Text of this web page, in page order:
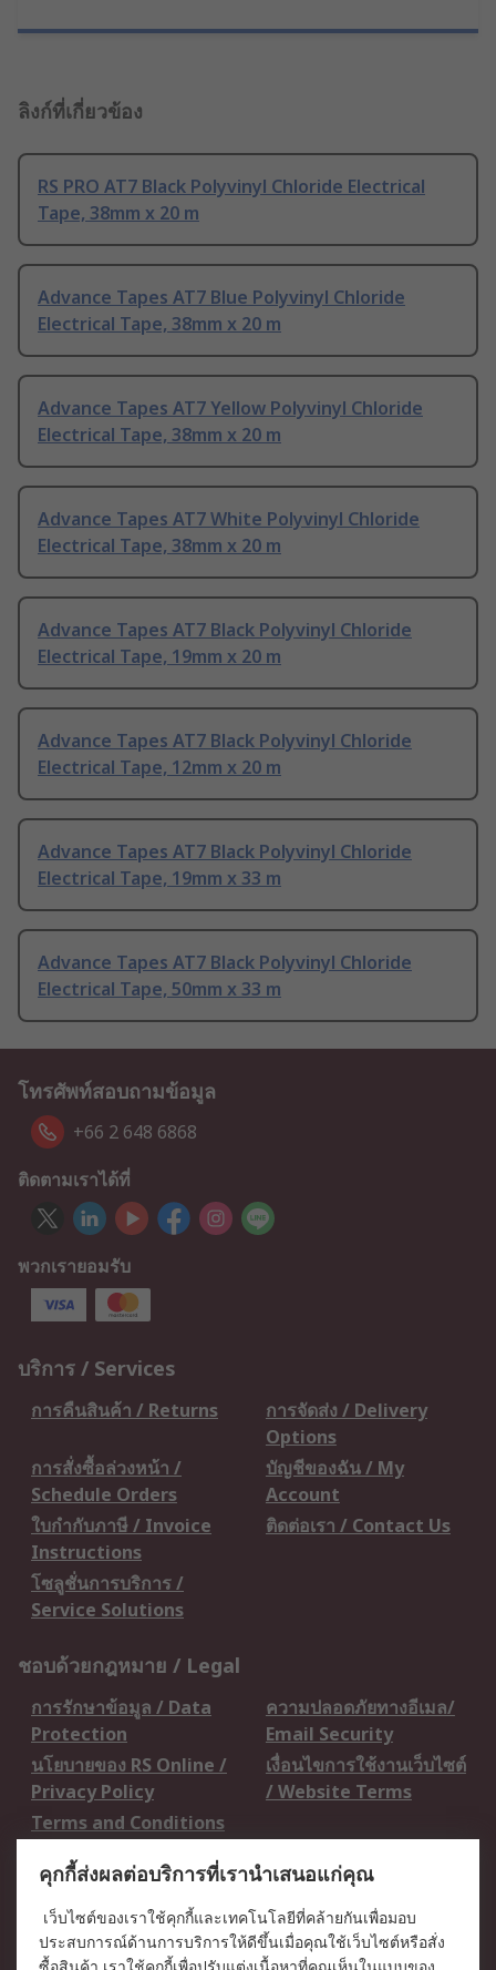
ลิงก์ที่เกี่ยวข้อง
RS PRO AT7 Black Polyvinyl Chloride Electrical
Tape, 38mm x 20 m
Advance Tapes AT7 Blue Polyvinyl Chloride
Electrical Tape, 38mm x 20 m
Advance Tapes AT7 Yellow Polyvinyl Chloride
Electrical Tape, 38mm x 20 m
Advance Tapes AT7 White Polyvinyl Chloride
Electrical Tape, 38mm x 20 m
Advance Tapes AT7 Black Polyvinyl Chloride
Electrical Tape, 19mm x 20 m
Advance Tapes AT7 Black Polyvinyl Chloride
Electrical Tape, 12mm x 20 m
Advance Tapes AT7 Black Polyvinyl Chloride
Electrical Tape, 19mm x 33 m
Advance Tapes AT7 Black Polyvinyl Chloride
Electrical Tape, 50mm x 33 m
โทรศัพท์สอบถามข้อมูล
+66 2 648 6868
ติดตามเราได้ที่
พวกเรายอมรับ
บริการ / Services
การคืนสินค้า / Returns
การจัดส่ง / Delivery
Options
การสั่งซื้อล่วงหน้า /
Schedule Orders
บัญชีของฉัน / My
Account
ใบกำกับภาษี / Invoice
Instructions
ติดต่อเรา / Contact Us
โซลูชั่นการบริการ /
Service Solutions
ชอบด้วยกฎหมาย / Legal
การรักษาข้อมูล / Data
Protection
ความปลอดภัยทางอีเมล/
Email Security
นโยบายของ RS Online /
Privacy Policy
เงื่อนไขการใช้งานเว็บไซต์
/ Website Terms
Terms and Conditions
เกี่ยวกับ RS / About RS
RS ทั่วโลก / RS
ข่าวประชาสัมพันธ์ / Press
คุกกี้ส่งผลต่อบริการที่เรานำเสนอแก่คุณ
เว็บไซต์ของเราใช้คุกกี้และเทคโนโลยีที่คล้ายกันเพื่อมอบ
ประสบการณ์ด้านการบริการให้ดีขึ้นเมื่อคุณใช้เว็บไซต์หรือสั่ง